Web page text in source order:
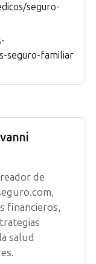
seguro-
seguro-familiar
de
financieros,
salud